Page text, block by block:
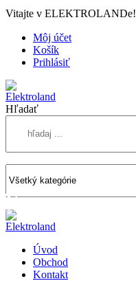
Vitajte v ELEKTROLANDe!
Môj účet
Košík
Prihlásiť
Hľadať
Úvod
Obchod
Kontakt